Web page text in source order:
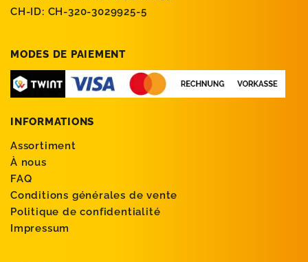
CH-ID: CH-320-3029925-5
MODES DE PAIEMENT
INFORMATIONS
Assortiment
À nous
FAQ
Conditions générales de vente
Politique de confidentialité
Impressum